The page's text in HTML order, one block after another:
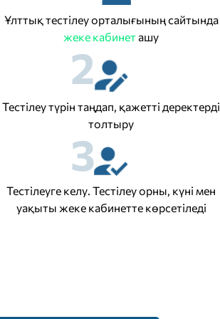
Ұлттық тестілеу орталығының сайтында
жеке кабинет ашу
2
Тестілеу түрін таңдап, қажетті деректерді
толтыру
3
Тестілеуге келу. Тестілеу орны, күні мен
уақыты жеке кабинетте көрсетіледі